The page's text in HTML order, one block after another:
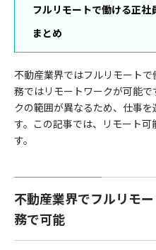
フルリモートで働ける正
まとめ
不動産業界ではフルリモート
務ではリモートワークが可能
クの範囲が異なるため、仕事
す。この記事では、リモート
す。
不動産業界でフルリモ
務で可能